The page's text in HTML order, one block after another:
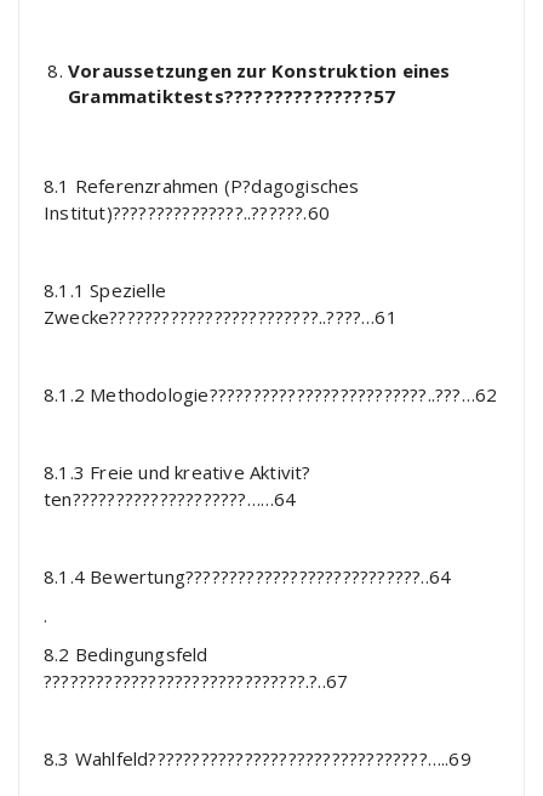
Voraussetzungen zur Konstruktion eines
Grammatiktests???????????????57
8.1 Referenzrahmen (P?dagogisches
Institut)???????????????..??????.60
8.1.1 Spezielle
Zwecke????????????????????????..????…61
8.1.2 Methodologie?????????????????????????..???…62
8.1.3 Freie und kreative Aktivit?
ten????????????????????……64
8.1.4 Bewertung???????????????????????????..64
.
8.2 Bedingungsfeld
??????????????????????????????.?..67
8.3 Wahlfeld????????????????????????????????…..69